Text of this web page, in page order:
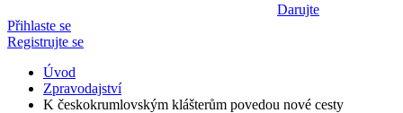
Darujte
Přihlaste se
Registrujte se
Úvod
Zpravodajství
K českokrumlovským klášterům povedou nové cesty